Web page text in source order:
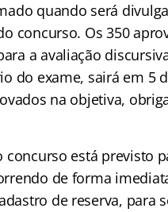
quando será
concurso. Os 350
a avaliação
do exame, sairá em 5
na objetiva,
concurso está previsto
de forma
de reserva, para